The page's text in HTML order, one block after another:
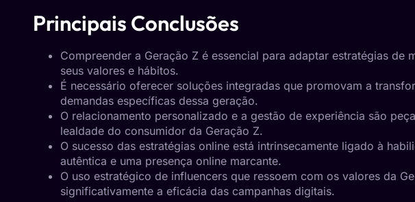
Principais Conclusões
Compreender a Geração Z é essencial para adaptar estratégias de
seus valores e hábitos.
É necessário oferecer soluções integradas que promovam a
demandas específicas dessa geração.
O relacionamento personalizado e a gestão de experiência são
lealdade do consumidor da Geração Z.
O sucesso das estratégias online está intrinsecamente ligado à
autêntica e uma presença online marcante.
O uso estratégico de influencers que ressoem com os valores da
significativamente a eficácia das campanhas digitais.